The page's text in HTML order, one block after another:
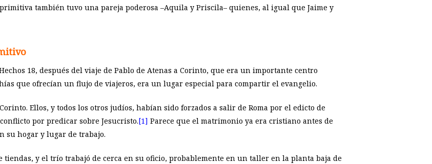
también tuvo una pareja poderosa –Aquila y Priscila– quienes, al igual que Jaime y
18, después del viaje de Pablo de Atenas a Corinto, que era un importante centro
que ofrecían un flujo de viajeros, era un lugar especial para compartir el evangelio.
Ellos, y todos los otros judíos, habían sido forzados a salir de Roma por el edicto de
por predicar sobre Jesucristo.[1] Parece que el matrimonio ya era cristiano antes de
su hogar y lugar de trabajo.
y el trío trabajó de cerca en su oficio, probablemente en un taller en la planta baja de